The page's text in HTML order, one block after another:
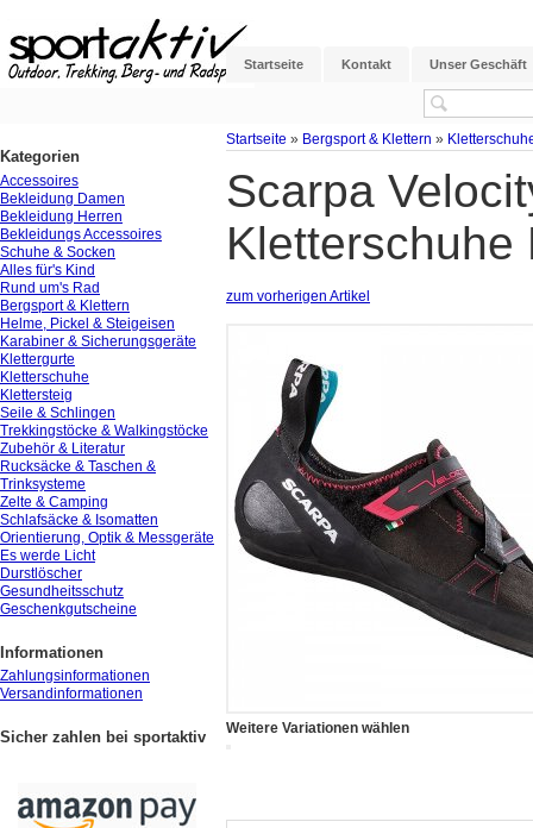
Startseite Kontakt Unser Geschäft
Startseite » Bergsport & Klettern »
Scarpa
Kletterschuhe
zum vorherigen Artikel
Weitere Variationen wählen
Kategorien
Accessoires
Bekleidung Damen
Bekleidung Herren
Bekleidungs Accessoires
Schuhe & Socken
Alles für's Kind
Rund um's Rad
Bergsport & Klettern
Helme, Pickel & Steigeisen
Karabiner & Sicherungsgeräte
Klettergurte
Kletterschuhe
Klettersteig
Seile & Schlingen
Trekkingstöcke & Walkingstöcke
Zubehör & Literatur
Rucksäcke & Taschen &
Trinksysteme
Zelte & Camping
Schlafsäcke & Isomatten
Orientierung, Optik & Messgeräte
Es werde Licht
Durstlöscher
Gesundheitsschutz
Geschenkgutscheine
Informationen
Zahlungsinformationen
Versandinformationen
Sicher zahlen bei sportaktiv